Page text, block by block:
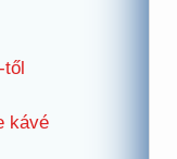
től
kávé